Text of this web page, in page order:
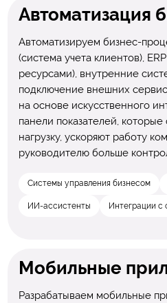
Автоматизация
Автоматизируем бизнес-
(система учета клиентов),
ресурсами), внутренние
подключение внешних
на основе искусственного
панели показателей,
нагрузку, ускоряют работу
руководителю больше
Системы управления бизнесом
ИИ-ассистенты Интеграции с
Мобильные
Разрабатываем мобильные